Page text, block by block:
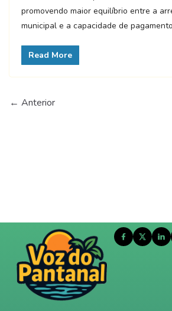
promovendo maior equilíbrio entre a
municipal e a capacidade de pagamento
Read More
← Anterior